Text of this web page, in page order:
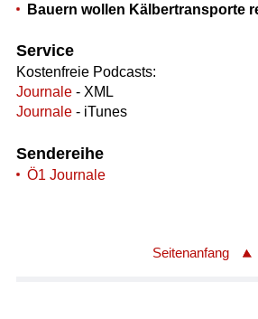
Bauern wollen Kälbertransporte
Service
Kostenfreie Podcasts:
Journale- XML
Journale- iTunes
Sendereihe
Ö1 Journale
Seitenanfang